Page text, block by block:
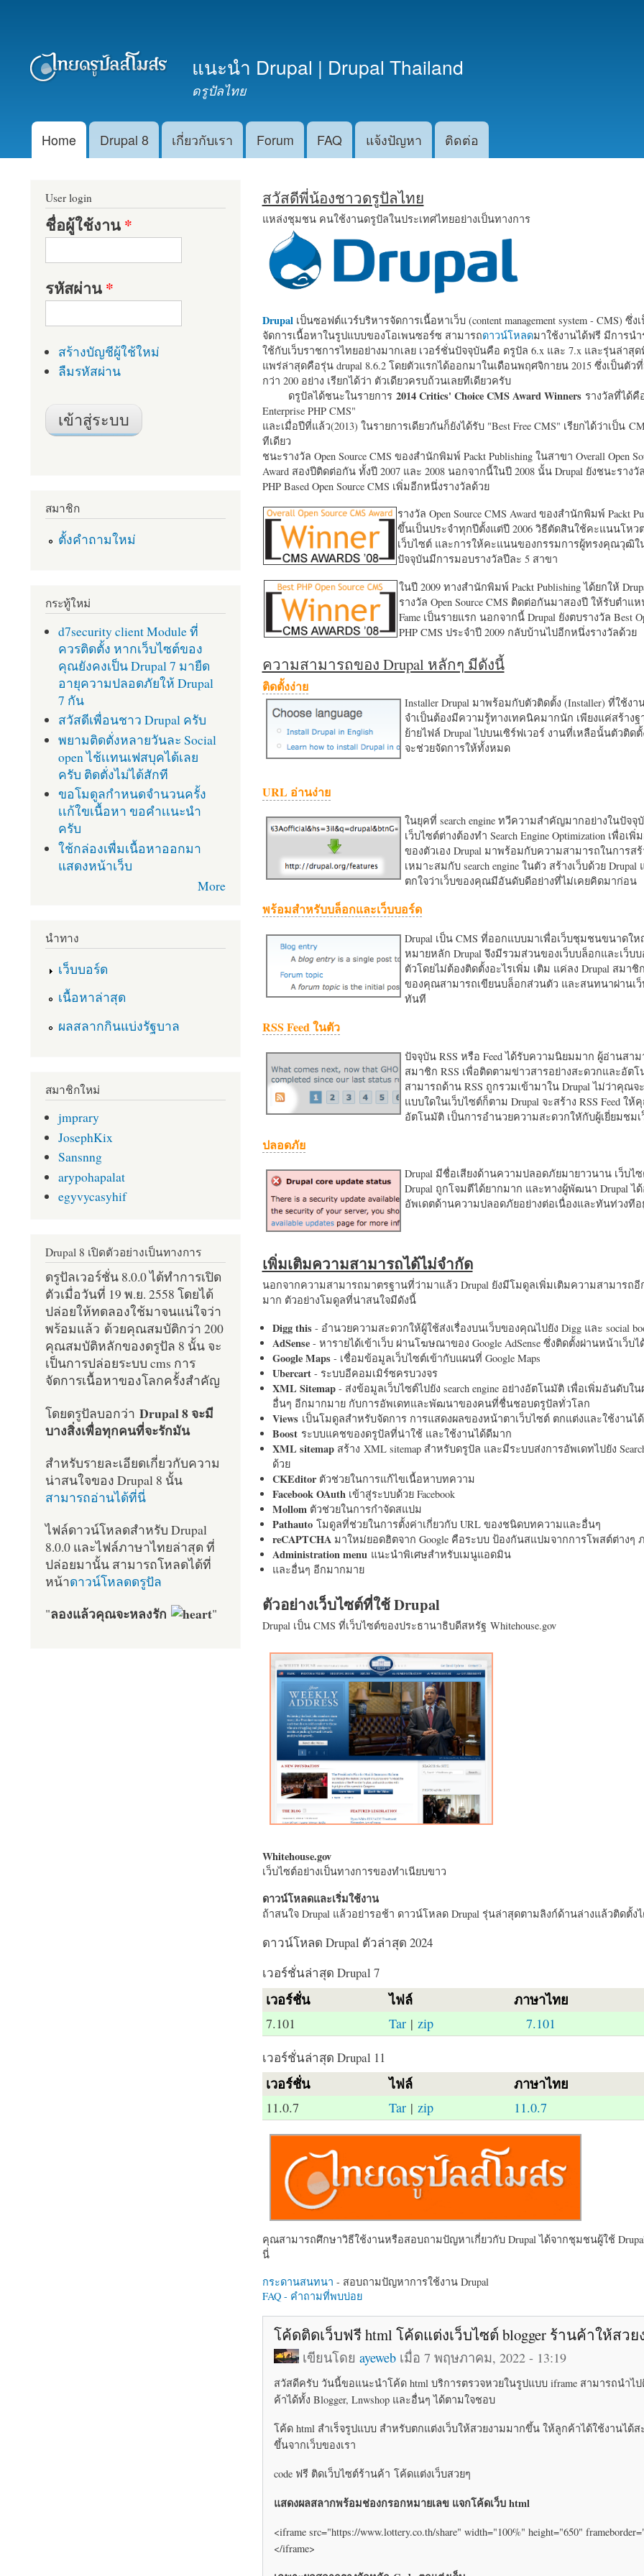
หลัก
แนะนำ Drupal | Drupal Thailand
ดรูปัลไทย
Main menu
Home Drupal 8 เกี่ยวกับเรา Forum FAQ แจ้งปัญหา ติดต่อ
สวัสดีพี่น้องชาวดรูปัลไทย
แหล่งชุมชน คนใช้งานดรูปัลในประเทศไทยอย่างเป็นทางการ
Drupalเป็นซอฟต์แวร์บริหารจัดการเนื้อหาเว็บ (content management system - CMS) ซึ่ง
จัดการเนื้อหาในรูปแบบของโอเพนซอร์ซ สามารถดาวน์โหลดมาใช้งานได้ฟรี มีการน
ใช้กับเว็บราชการไทยอย่างมากเลย เวอร์ชั่นปัจจุบันคือ ดรูปัล 6.x และ 7.x และรุ่นล่าสุด
แพร่ล่าสุดคือรุ่น drupal 8.6.2 โดยตัวแรกได้ออกมาในเดือนพฤศจิกายน 2015 ซึ่งเป็นตั
กว่า 200 อย่าง เรียกได้ว่า ตัวเดียวครบถ้วนเลยทีเดียวครับ
ดรูปัลได้ชนะในรายการ 2014 Critics' Choice CMS Award Winners รางวัลที่ได้คื
Enterprise PHP CMS"
และเมื่อปีที่แล้ว(2013) ในรายการเดียวกันก็ยังได้รับ "Best Free CMS" เรียกได้ว่าเป็น
ทีเดียว
ชนะรางวัล Open Source CMS ของสำนักพิมพ์ Packt Publishing ในสาขา Overall Open
Award สองปีติดต่อกัน ทั้งปี 2007 และ 2008 นอกจากนี้ในปี 2008 นั้น Drupal ยังชนะรางวั
PHP Based Open Source CMS เพิ่มอีกหนึ่งรางวัลด้วย
รางวัล Open Source CMS Award ของสำนักพิมพ์ Packt
ขึ้นเป็นประจำทุกปีตั้งแต่ปี 2006 วิธีตัดสินใช้คะแนนโหว
เว็บไซต์ และการให้คะแนนของกรรมการผู้ทรงคุณวุฒิใ
ปัจจุบันมีการมอบรางวัลปีละ 5 สาขา
ในปี 2009 ทางสำนักพิมพ์ Packt Publishing ได้ยกให้
รางวัล Open Source CMS ติดต่อกันมาสองปี ให้รับตำแ
Fame เป็นรายแรก นอกจากนี้ Drupal ยังตบรางวัล Best
PHP CMS ประจำปี 2009 กลับบ้านไปอีกหนึ่งรางวัลด้วย
ความสามารถของ Drupal หลักๆ มีดังนี้
ติดตั้งง่าย
Installer Drupal มาพร้อมกับตัวติดตั้ง (Installer) ที่ใช้งา
จำเป็นต้องมีความรู้ทางเทคนิคมากนัก เพียงแค่สร้าง
ย้ายไฟล์ Drupal ไปบนเซิร์ฟเวอร์ งานที่เหลือนั้นตัวติดตั้
จะช่วยจัดการให้ทั้งหมด
URL อ่านง่าย
ในยุคที่ search engine ทวีความสำคัญมากอย่างในปัจจุ
เว็บไซต์ต่างต้องทำ Search Engine Optimization เพื่อเ
ของตัวเอง Drupal มาพร้อมกับความสามารถในการสร้
เหมาะสมกับ search engine ในตัว สร้างเว็บด้วย
ตกใจว่าเว็บของคุณมีอันดับดีอย่างที่ไม่เคยคิดมาก่อน
พร้อมสำหรับบล็อกและเว็บบอร์ด
Drupal เป็น CMS ที่ออกแบบมาเพื่อเว็บชุมชนขนาดให
หมายหลัก Drupal จึงมีรวมส่วนของเว็บบล็อกและเว็บ
ตัวโดยไม่ต้องติดตั้งอะไรเพิ่ม เติม แค่ลง Drupal สมาชิ
ของคุณสามารถเขียนบล็อกส่วนตัว และสนทนาผ่านเว็
ทันที
RSS Feed ในตัว
ปัจจุบัน RSS หรือ Feed ได้รับความนิยมมาก ผู้อ่านสา
สมาชิก RSS เพื่อติดตามข่าวสารอย่างสะดวกและอัต
สามารถด้าน RSS ถูกรวมเข้ามาใน Drupal ไม่ว่าคุณจ
แบบใดในเว็บไซต์ก็ตาม Drupal จะสร้าง RSS Feed ให้
อัตโนมัติ เป็นการอำนวยความสะดวกใหักับผู้เยี่ยมชม
ปลอดภัย
Drupal มีชื่อเสียงด้านความปลอดภัยมายาวนาน เว็บไ
Drupal ถูกโจมตีได้ยากมาก และทางผู้พัฒนา Drupal ไ
อัพเดตด้านความปลอดภัยอย่างต่อเนื่องและทันท่วงทีอ
เพิ่มเติมความสามารถได้ไม่จำกัด
นอกจากความสามารถมาตรฐานที่ว่ามาแล้ว Drupal ยังมีโมดูลเพิ่มเติมความสามารถอี
มาก ตัวอย่างโมดูลที่น่าสนใจมีดังนี้
Digg this- อำนวยความสะดวกให้ผู้ใช้ส่งเรื่องบนเว็บของคุณไปยัง Digg และ social
AdSense- หารายได้เข้าเว็บ ผ่านโฆษณาของ Google AdSense ซึ่งติดตั้งผ่านหน้าเว็บไ
Google Maps- เชื่อมข้อมูลเว็บไซต์เข้ากับแผนที่ Google Maps
Ubercart- ระบบอีคอมเมิร์ซครบวงจร
XML Sitemap- ส่งข้อมูลเว็บไซต์ไปยัง search engine อย่างอัตโนมัติ เพื่อเพิ่มอันดับใ
อื่นๆ อีกมากมาย กับการอัพเดทและพัฒนาของคนที่ชื่นชอบดรูปัลทั่วโลก
Views เป็นโมดูลสำหรับจัดการ การแสดงผลของหน้าตาเว็บไซต์ ตกแต่งและใช้งานไ
Boost ระบบแคชของดรูปัลที่น่าใช้ และใช้งานได้ดีมาก
XML sitemapสร้าง XML sitemap สำหรับดรูปัล และมีระบบส่งการอัพเดทไปยัง
ด้วย
CKEditorตัวช่วยในการแก้ไขเนื้อหาบทความ
Facebook OAuth เข้าสู่ระบบด้วย Facebook
Mollom ตัวช่วยในการกำจัดสแปม
Pathautoโมดูลที่ช่วยในการตั้งค่าเกี่ยวกับ URL ของชนิดบทความและอื่นๆ
reCAPTCHA มาใหม่ยอดฮิตจาก Google คือระบบ ป้องกันสแปมจากการโพสต์ต่างๆ
Administration menu แนะนำพิเศษสำหรับเมนูแอดมิน
และอื่นๆ อีกมากมาย
ตัวอย่างเว็บไซต์ที่ใช้ Drupal
Drupal เป็น CMS ที่เว็บไซต์ของประธานาธิบดีสหรัฐ Whitehouse.gov
Whitehouse.gov
เว็บไซต์อย่างเป็นทางการของทำเนียบขาว
ดาวน์โหลดและเริ่มใช้งาน
ถ้าสนใจ Drupal แล้วอย่ารอช้า ดาวน์โหลด Drupal รุ่นล่าสุดตามลิงก์ด้านล่างแล้วติดตั้ง
ดาวน์โหลด Drupal ตัวล่าสุด 2024
เวอร์ชั่นล่าสุด Drupal 7
เวอร์ชั่น ไฟล์ ภาษาไทย
7.101 Tar| zip 7.101
เวอร์ชั่นล่าสุด Drupal 11
เวอร์ชั่น ไฟล์ ภาษาไทย
11.0.7 Tar| zip 11.0.7
คุณสามารถศึกษาวิธีใช้งานหรือสอบถามปัญหาเกี่ยวกับ Drupal ได้จากชุมชนผู้ใช้
นี่
กระดานสนทนา - สอบถามปัญหาการใช้งาน Drupal
FAQ - คำถามที่พบบ่อย
โค้ดติดเว็บฟรี html โค้ดแต่งเว็บไซต์ blogger ร้านค้าให้สวย
เขียนโดย ayewebเมื่อ 7 พฤษภาคม, 2022 - 13:19
สวัสดีครับ วันนี้ขอแนะนำโค้ด html บริการตรวจหวยในรูปแบบ iframe สามารถนำไป
ค้าได้ทั้ง Blogger, Lnwshop และอื่นๆ ได้ตามใจชอบ
โค้ด html สำเร็จรูปแบบ สำหรับตกแต่งเว็บให้สวยงามมากขึ้น ให้ลูกค้าได้ใช้งานได้
ขึ้นจากเว็บของเรา
code ฟรี ติดเว็บไซต์ร้านค้า โค้ดแต่งเว็บสวยๆ
แสดงผลสลากพร้อมช่องกรอกหมายเลข แจกโค้ดเว็บ html
<iframe src="https://www.lottery.co.th/share" width="100%" height="650"
</iframe>
User login
ชื่อผู้ใช้งาน*
รหัสผ่าน*
สร้างบัญชีผู้ใช้ใหม่
ลืมรหัสผ่าน
สมาชิก
ตั้งคำถามใหม่
กระทู้ใหม่
d7security client Module ที่
ควรติดตั้ง หากเว็บไซต์ของ
คุณยังคงเป็น Drupal 7 มายืด
อายุความปลอดภัยให้ Drupal
7 กัน
สวัสดีเพื่อนชาว Drupal ครับ
พยามติดตั่งหลายวันละ Social
open ไช้เเทนเฟสบุคได้เลย
ครับ ติดตั่งไม่ได้สักที
ขอโมดูลกำหนดจำนวนครั้ง
เเก้ใขเนื้อหา ขอคำเเนะนำ
ครับ
ใช้กล่องเพื่มเนื้อหาออกมา
แสดงหน้าเว็บ
More
นำทาง
เว็บบอร์ด
เนื้อหาล่าสุด
ผลสลากกินแบ่งรัฐบาล
สมาชิกใหม่
jmprary
JosephKix
Sansnng
arypohapalat
egyvycasyhif
Drupal 8 เปิดตัวอย่างเป็นทางการ
ดรูปัลเวอร์ชั่น 8.0.0 ได้ทำการเปิด
ตัวเมื่อวันที่ 19 พ.ย. 2558 โดยได้
ปล่อยให้ทดลองใช้มาจนแน่ใจว่า
พร้อมแล้ว ด้วยคุณสมบัติกว่า 200
คุณสมบัติหลักของดรูปัล 8 นั้น จะ
เป็นการปล่อยระบบ cms การ
จัดการเนื้อหาของโลกครั้งสำคัญ
โดยดรูปัลบอกว่า Drupal 8 จะมี
บางสิ่งเพื่อทุกคนที่จะรักมัน
สำหรับรายละเอียดเกี่ยวกับความ
น่าสนใจของ Drupal 8 นั้น
สามารถอ่านได้ที่นี่
ไฟล์ดาวน์โหลดสำหรับ Drupal
8.0.0 และไฟล์ภาษาไทยล่าสุด ที่
ปล่อยมานั้น สามารถโหลดได้ที่
หน้าดาวน์โหลดดรูปัล
"ลองแล้วคุณจะหลงรัก "